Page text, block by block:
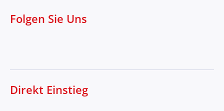
Folgen Sie Uns
Direkt Einstieg